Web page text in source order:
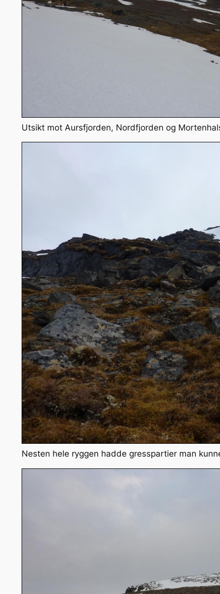
Utsikt mot Aursfjorden, Nordfjorden og
Nesten hele ryggen hadde gresspartier man